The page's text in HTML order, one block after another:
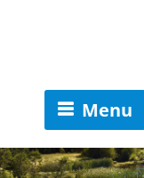
Menu